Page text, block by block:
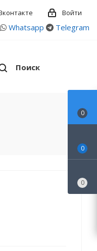
Войти
Whatsapp
Telegram
Поиск
0
0
0